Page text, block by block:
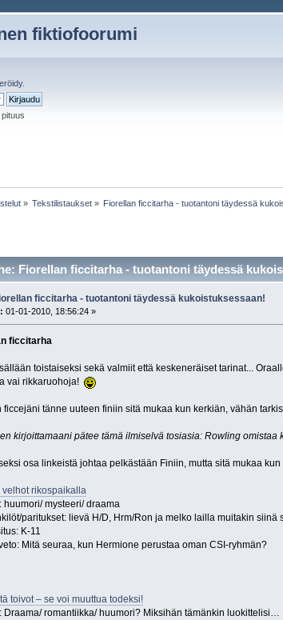
fiktiofoorumi
.
» Tekstilistaukset » Fiorellan ficcitarha - tuotantoni täydessä
Fiorellan ficcitarha - tuotantoni täydessä
ficcitarha - tuotantoni täydessä kukoistuksessaan!
: 01-01-2010, 18:56:24 »
ficcitarha
toistaiseksi sekä valmiit että keskeneräiset tarinat...
vai rikkaruohoja!
ficcejäni tänne uuteen finiin sitä mukaa kun kerkiän, vähän
kirjoittamaani pätee tämä ilmiselvä tosiasia: Rowling
osa linkeistä johtaa pelkästään Finiin, mutta sitä mukaa
velhot rikospaikalla
huumori/ mysteeri/ draama
paritukset: lievä H/D, Hrm/Ron ja melko lailla muitakin siinä
K-11
Mitä seuraa, kun Hermione perustaa oman CSI-ryhmän?
toivot – se voi muuttua todeksi!
Draama/ romantiikka/ huumori? Miksihän tämänkin luokittelisi…